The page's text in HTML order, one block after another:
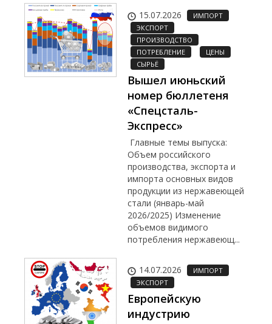
15.07.2026
ИМПОРТ
ЭКСПОРТ
ПРОИЗВОДСТВО
ПОТРЕБЛЕНИЕ
ЦЕНЫ
СЫРЬЁ
Вышел июньский
номер бюллетеня
«Спецсталь-
Экспресс»
Главные темы выпуска:
Объем российского
производства, экспорта и
импорта основных видов
продукции из нержавеющей
стали (январь-май
2026/2025) Изменение
объемов видимого
потребления нержавеющ...
14.07.2026
ИМПОРТ
ЭКСПОРТ
Европейскую
индустрию